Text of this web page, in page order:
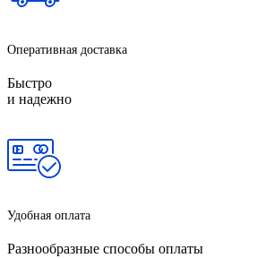
Оперативная доставка
Быстро
и надежно
Удобная оплата
Разнообразные способы оплаты